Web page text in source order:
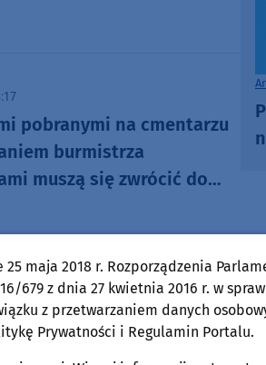
pobranymi na cmentarzu
burmistrza
muszą się zwrócić do
Chojnicach Targi Rodzinne
porady specjalistów i
25 maja 2018 r. Rozporządzenia
679 z dnia 27 kwietnia 2016 r. w
z przetwarzaniem danych
Prywatności i Regulamin Portalu.